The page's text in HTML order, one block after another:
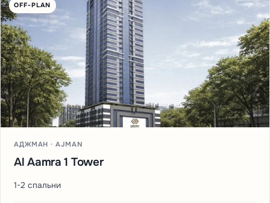
OFF-PLAN
АДЖМАН · AJMAN
Al Aamra 1 Tower
1-2 спальни